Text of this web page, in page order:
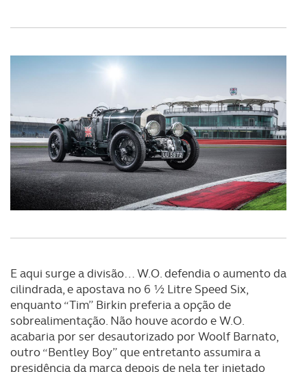
E aqui surge a divisão… W.O. defendia o aumento da
cilindrada, e apostava no 6 ½ Litre Speed Six,
enquanto “Tim” Birkin preferia a opção de
sobrealimentação. Não houve acordo e W.O.
acabaria por ser desautorizado por Woolf Barnato,
outro “Bentley Boy” que entretanto assumira a
presidência da marca depois de nela ter injetado